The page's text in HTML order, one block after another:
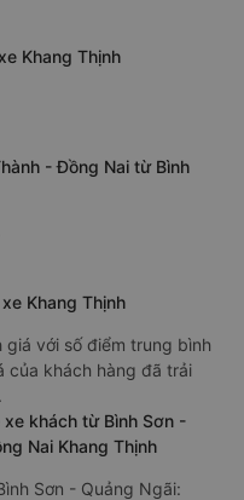
Khang Thịnh
- Đồng Nai từ Bình
Khang Thịnh
với số điểm trung bình
của khách hàng đã trải
khách từ Bình Sơn -
Nai Khang Thịnh
Sơn - Quảng Ngãi: